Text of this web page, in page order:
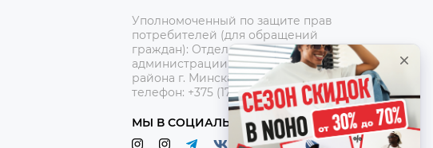
Уполномоченный по защите прав
потребителей (для обращений
граждан): Отдел торговли и услуг
администрации Центрального
района г. Минска,
телефон: +375 (17) 390-42-95
МЫ В СОЦИАЛЬНЫХ СЕТЯХ